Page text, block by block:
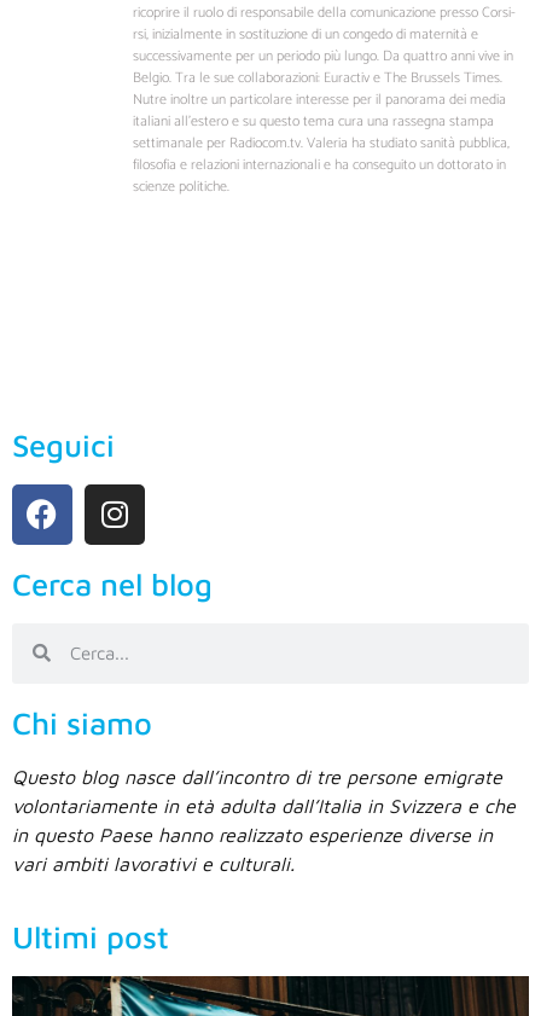
ricoprire il ruolo di responsabile della comunicazione presso Corsi-
rsi, inizialmente in sostituzione di un congedo di maternità e
successivamente per un periodo più lungo. Da quattro anni vive in
Belgio. Tra le sue collaborazioni: Euractiv e The Brussels Times.
Nutre inoltre un particolare interesse per il panorama dei media
italiani all’estero e su questo tema cura una rassegna stampa
settimanale per Radiocom.tv. Valeria ha studiato sanità pubblica,
filosofia e relazioni internazionali e ha conseguito un dottorato in
scienze politiche.
Seguici
Cerca nel blog
Chi siamo
Questo blog nasce dall’incontro di tre persone emigrate
volontariamente in età adulta dall’Italia in Svizzera e che
in questo Paese hanno realizzato esperienze diverse in
vari ambiti lavorativi e culturali.
Ultimi post